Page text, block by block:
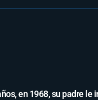
en 1968, su padre